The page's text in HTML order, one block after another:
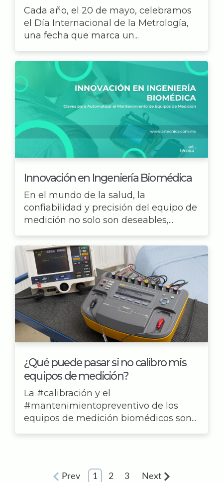
Cada año, el 20 de mayo, celebramos
el Día Internacional de la Metrología,
una fecha que marca un...
Innovación en Ingeniería Biomédica
En el mundo de la salud, la
confiabilidad y precisión del equipo de
medición no solo son deseables,...
¿Qué puede pasar si no calibro mis
equipos de medición?
La #calibración y el
#mantenimientopreventivo de los
equipos de medición biomédicos son...
Prev 1 2 3 Next